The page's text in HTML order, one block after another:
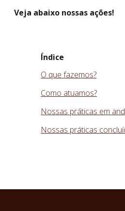
Veja abaixo nossas ações!
Índice
O que fazemos?
Como atuamos?
Nossas práticas em
Nossas práticas